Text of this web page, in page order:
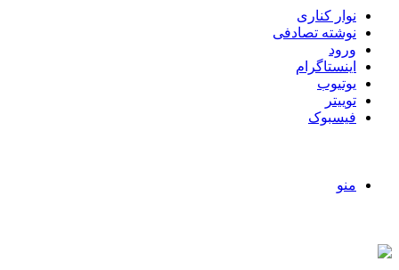
نوار کناری
نوشته تصادفی
ورود
اینستاگرام
یوتیوب
توییتر
فیسبوک
منو